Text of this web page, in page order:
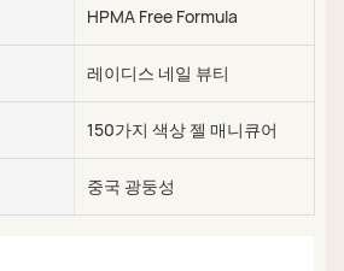
HPMA Free Formula
레이디스 네일 뷰티
150가지 색상 젤 매니큐어
중국 광둥성